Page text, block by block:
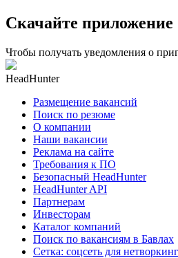
Скачайте приложение
Чтобы получать уведомления о
HeadHunter
Размещение вакансий
Поиск по резюме
О компании
Наши вакансии
Реклама на сайте
Требования к ПО
Безопасный HeadHunter
HeadHunter API
Партнерам
Инвесторам
Каталог компаний
Поиск по вакансиям в Бавлах
Сетка: соцсеть для